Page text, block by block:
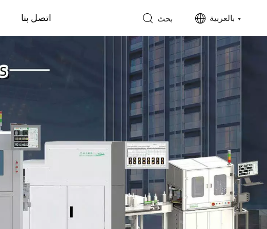
اتصل بنا بحث بالعربية